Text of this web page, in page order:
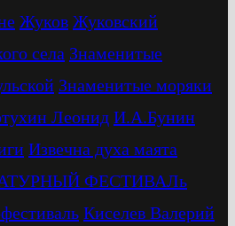
Жуков Жуковский
села Знаменитые
Знаменитые моряки
Леонид И.А.Бунин
Извечна духа маята
ФЕСТИВАЛь
Киселев Валерий